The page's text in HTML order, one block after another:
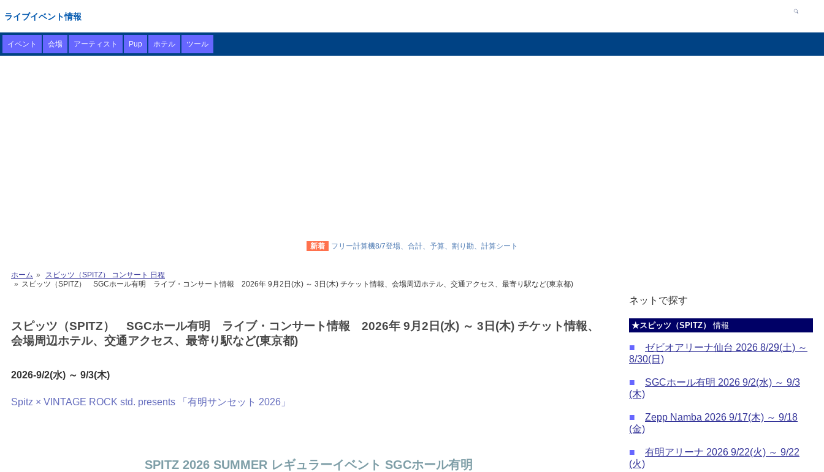
ライブイベント情報
イベント 会場 アーティスト Pup ホテル ツール
新着 フリー計算機8/7登場、合計、予算、割り勘、計算シート
ホーム
スピッツ（SPITZ） コンサート 日程
スピッツ（SPITZ） SGCホール有明 ライブ・コンサート情報 2026年 9月2日(水) ～ 3日(木) チケット情報、会場周辺ホテル、交通アクセス、最寄り駅など(東京都)
スピッツ（SPITZ） SGCホール有明 ライブ・コンサート情報 2026年 9月2日(水) ～ 3日(木) チケット情報、
会場周辺ホテル、交通アクセス、最寄り駅など(東京都)
2026-9/2(水) ～ 9/3(木)
Spitz × VINTAGE ROCK std. presents 「有明サンセット 2026」
SPITZ 2026 SUMMER レギュラーイベント SGCホール有明
ネットで探す
★スピッツ（SPITZ）情報
■
ゼビオアリーナ仙台 2026 8/29(土) ～
8/30(日)
■
SGCホール有明 2026 9/2(水) ～ 9/3
(木)
■
Zepp Namba 2026 9/17(木) ～ 9/18
(金)
■
有明アリーナ 2026 9/22(火) ～ 9/22
(火)